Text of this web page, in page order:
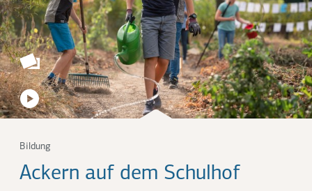
Bildung
Ackern auf dem Schulhof